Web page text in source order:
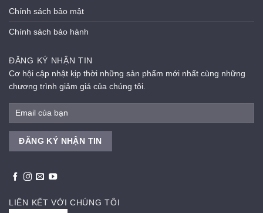
Chính sách bảo mật
Chính sách bảo hành
ĐĂNG KÝ NHẬN TIN
Cơ hội cập nhật kịp thời những sản phẩm mới nhất cùng những
chương trình giảm giá của chúng tôi.
LIÊN KẾT VỚI CHÚNG TÔI